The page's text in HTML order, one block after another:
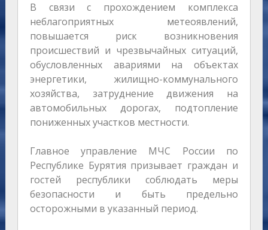
В связи с прохождением комплекса
неблагоприятных метеоявлений,
повышается риск возникновения
происшествий и чрезвычайных ситуаций,
обусловленных авариями на объектах
энергетики, жилищно-коммунального
хозяйства, затруднение движения на
автомобильных дорогах, подтопление
пониженных участков местности.
Главное управление МЧС России по
Республике Бурятия призывает граждан и
гостей республики соблюдать меры
безопасности и быть предельно
осторожными в указанный период.